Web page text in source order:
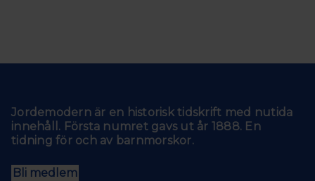
Jordemodern är en historisk tidskrift med nutida
innehåll. Första numret gavs ut år 1888. En
tidning för och av barnmorskor.
Bli medlem